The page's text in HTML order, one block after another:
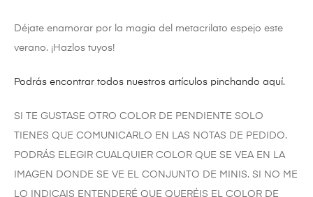
Déjate enamorar por la magia del metacrilato espejo este
verano. ¡Hazlos tuyos!
Podrás encontrar todos nuestros artículos pinchando aquí.
SI TE GUSTASE OTRO COLOR DE PENDIENTE SOLO
TIENES QUE COMUNICARLO EN LAS NOTAS DE PEDIDO.
PODRÁS ELEGIR CUALQUIER COLOR QUE SE VEA EN LA
IMAGEN DONDE SE VE EL CONJUNTO DE MINIS. SI NO ME
LO INDICAIS ENTENDERÉ QUE QUERÉIS EL COLOR DE